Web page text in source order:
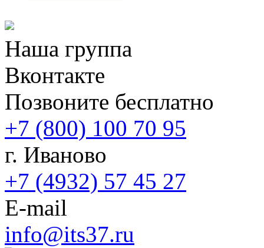
Наша группа
Вконтакте
Позвоните бесплатно
+7 (800) 100 70 95
г. Иваново
+7 (4932) 57 45 27
E-mail
info@its37.ru